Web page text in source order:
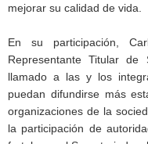
mejorar su calidad de vida.
En su participación,
Representante Titular
llamado a las y los
puedan difundirse más
organizaciones de la
la participación de